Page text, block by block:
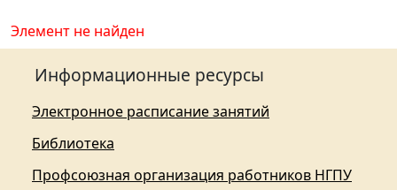
Элемент не найден
Информационные ресурсы
Электронное расписание занятий
Библиотека
Профсоюзная организация работников НГПУ